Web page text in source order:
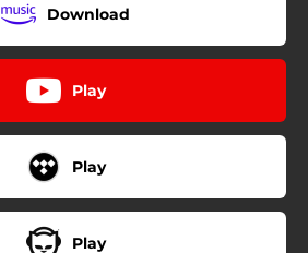
Download
Play
Play
Play